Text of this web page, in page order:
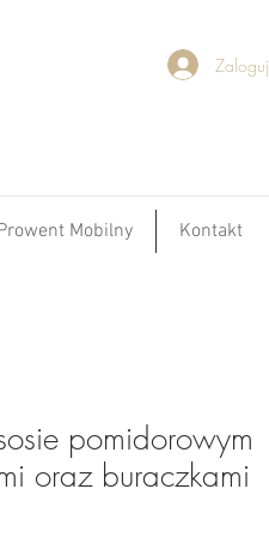
Zaloguj
Mobilny Kontakt
pomidorowym
oraz buraczkami